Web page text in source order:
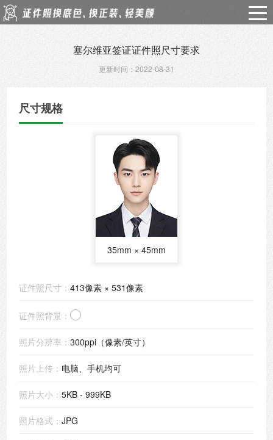
塞尔维亚签证证件照尺寸要求
更新时间：2022-08-31
尺寸规格
35mm × 45mm
证件照尺寸：413像素 × 531像素
证件照背景：
照片分辨率：300ppi（像素/英寸）
照片上传： 电脑、手机均可
照片大小：5KB - 999KB
照片格式：JPG